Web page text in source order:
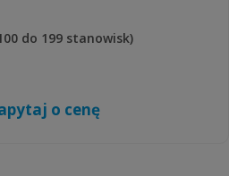
do 199 stanowisk)
o cenę